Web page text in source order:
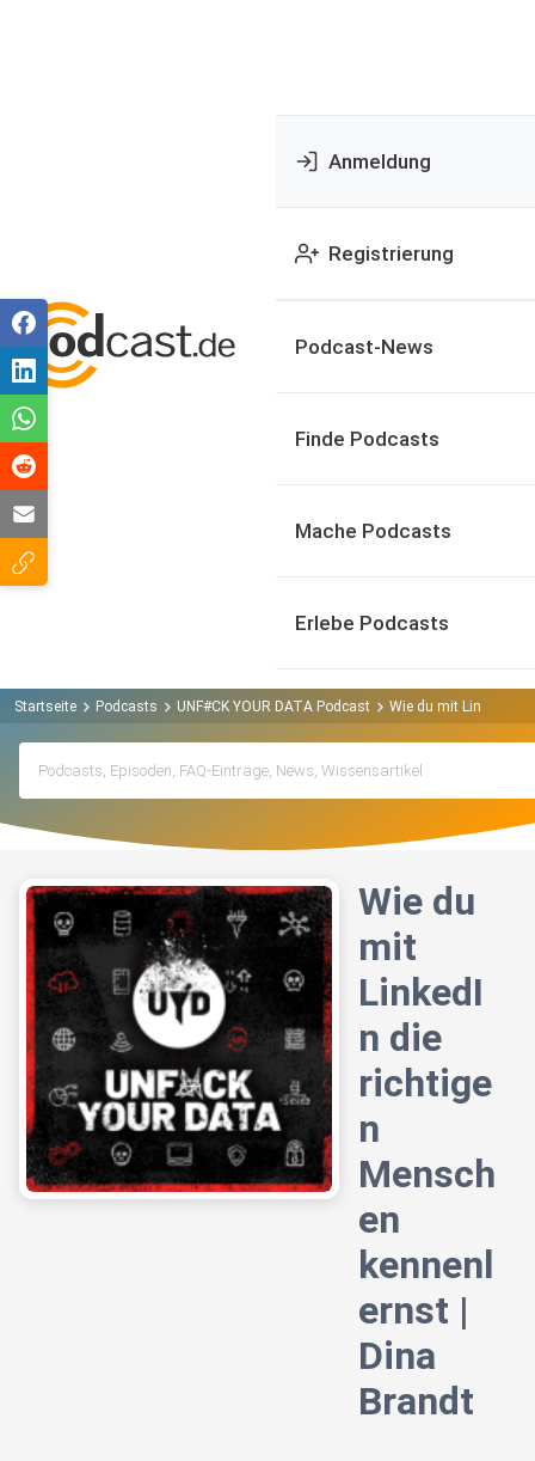
Anmeldung
Registrierung
Podcast-News
Finde Podcasts
Mache Podcasts
Erlebe Podcasts
Startseite Podcasts UNF#CK YOUR DATA Podcast Wie du mit LinkedIn
Wie du
mit
LinkedI
n die
richtige
n
Mensch
en
kennenl
ernst |
Dina
Brandt